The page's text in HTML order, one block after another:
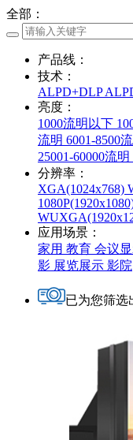
全部 ：
产品线 ：
技术 ：
ALPD+DLP
亮度 ：
1000流明以下
流明 6001-8500
25001-60000流明
分辨率 ：
XGA(1024x768)
应用场景 ：
家用 教育 会议
影 展览展示 影院
已为您筛选